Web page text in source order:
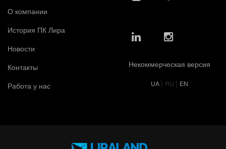
О компании
История ПК Лира
Новости
Контакты
Работа у нас
Некоммерческая версия
UA | RU | EN